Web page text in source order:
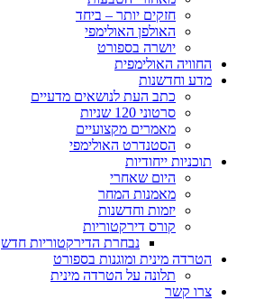
חזקים יותר – ביחד
האולפן האולימפי
יושרה בספורט
החוויה האולימפית
מדע וחדשנות
כתב העת לנושאים מדעיים
סרטוני 120 שניות
מאמרים מקצועיים
הסטנדרט האולימפי
תוכניות ייחודיות
היום שאחרי
מאמנות המחר
יזמות וחדשנות
קורס דירקטוריות
נבחרת הדירקטוריות חדש
הטרדה מינית ומוגנות בספורט
תלונה על הטרדה מינית
צרו קשר